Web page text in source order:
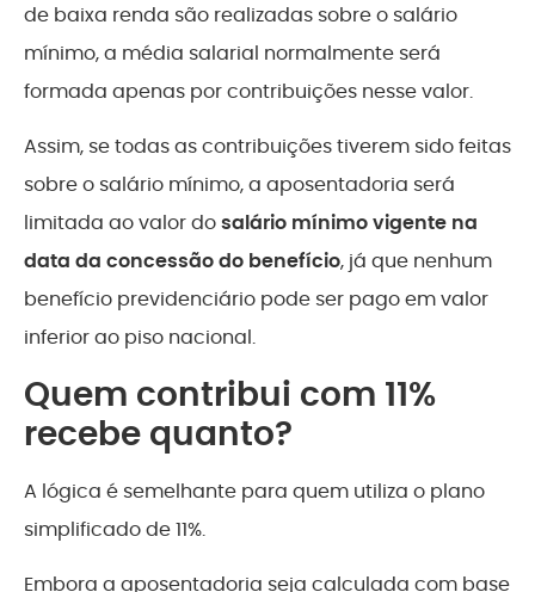
de baixa renda são realizadas sobre o salário
mínimo, a média salarial normalmente será
formada apenas por contribuições nesse valor.
Assim, se todas as contribuições tiverem sido feitas
sobre o salário mínimo, a aposentadoria será
limitada ao valor dosalário mínimo vigente na
data da concessão do benefício, já que nenhum
benefício previdenciário pode ser pago em valor
inferior ao piso nacional.
Quem contribui com 11%
recebe quanto?
A lógica é semelhante para quem utiliza o plano
simplificado de 11%.
Embora a aposentadoria seja calculada com base